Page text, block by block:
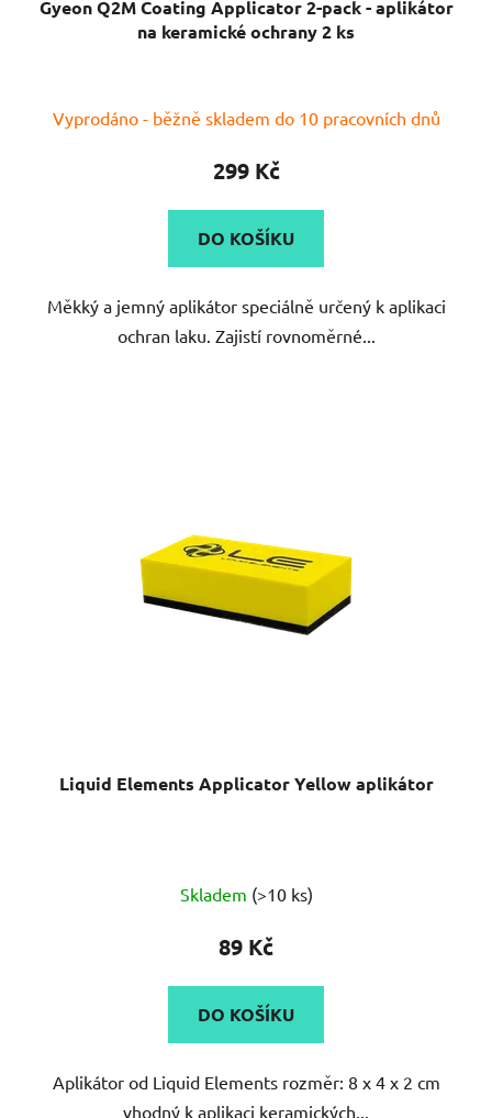
Gyeon Q2M Coating Applicator 2-pack - aplikátor
na keramické ochrany 2 ks
Vyprodáno - běžně skladem do 10 pracovních dnů
299 Kč
DO KOŠÍKU
Měkký a jemný aplikátor speciálně určený k aplikaci
ochran laku. Zajistí rovnoměrné...
Liquid Elements Applicator Yellow aplikátor
Skladem (>10 ks)
89 Kč
DO KOŠÍKU
Aplikátor od Liquid Elements rozměr: 8 x 4 x 2 cm
vhodný k aplikaci keramických...